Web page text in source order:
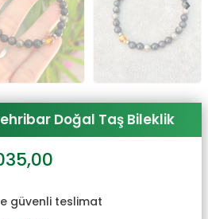
Doğal Taş Bileklik
fiyat:
güvenli teslimat